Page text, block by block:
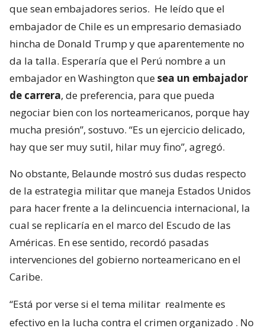
que sean embajadores serios. He leído que el
embajador de Chile es un empresario demasiado
hincha de Donald Trump y que aparentemente no
da la talla. Esperaría que el Perú nombre a un
embajador en Washington quesea un embajador
de carrera, de preferencia, para que pueda
negociar bien con los norteamericanos, porque hay
mucha presión”, sostuvo. “Es un ejercicio delicado,
hay que ser muy sutil, hilar muy fino”, agregó.
No obstante, Belaunde mostró sus dudas respecto
de la estrategia militar que maneja Estados Unidos
para hacer frente a la delincuencia internacional, la
cual se replicaría en el marco del Escudo de las
Américas. En ese sentido, recordó pasadas
intervenciones del gobierno norteamericano en el
Caribe.
“Está por verse si el tema militar realmente es
efectivo en la lucha contra el crimen organizado . No